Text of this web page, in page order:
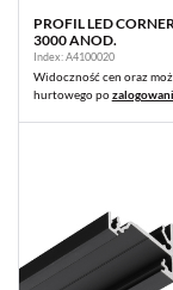
PROFIL LED
3000 ANOD.
Index: A4100020
Widoczność cen oraz
hurtowego po